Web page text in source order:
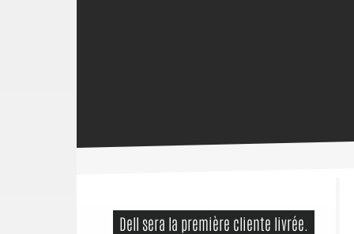
Dell sera la première cliente livrée.